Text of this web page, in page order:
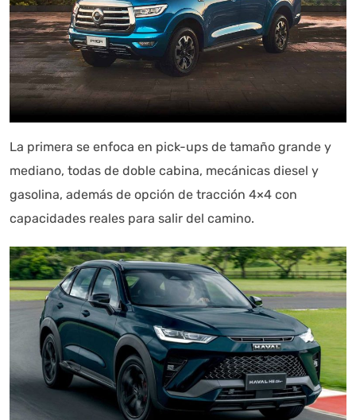
La primera se enfoca en pick-ups de tamaño grande y
mediano, todas de doble cabina, mecánicas diesel y
gasolina, además de opción de tracción 4×4 con
capacidades reales para salir del camino.